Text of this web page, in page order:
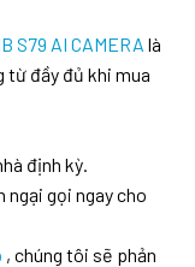
S79 AI CAMERA là
từ đầy đủ khi mua
định kỳ.
ngại gọi ngay cho
, chúng tôi sẽ phản